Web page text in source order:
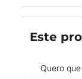
Este
Quero